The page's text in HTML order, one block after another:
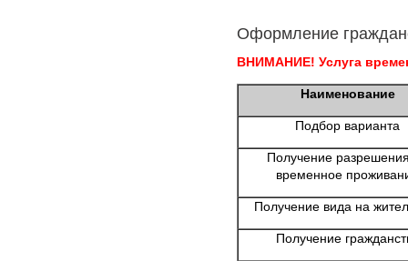
Оформление
ВНИМАНИЕ! Услуга
Наименование
Подбор варианта
Получение
временное
Получение вида на
Получение